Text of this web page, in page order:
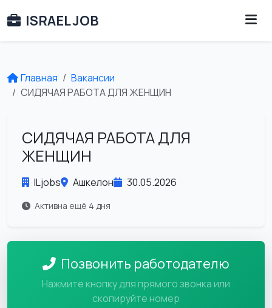
ISRAEL JOB
Главная
Вакансии
СИДЯЧАЯ РАБОТА ДЛЯ ЖЕНЩИН
СИДЯЧАЯ РАБОТА ДЛЯ
ЖЕНЩИН
ILjobs Ашкелон 30.05.2026
Активна ещё 4 дня
Позвонить работодателю
Нажмите кнопку для прямого звонка или
скопируйте номер